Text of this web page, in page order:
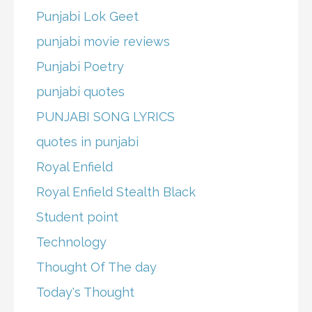
Punjabi Lok Geet
punjabi movie reviews
Punjabi Poetry
punjabi quotes
PUNJABI SONG LYRICS
quotes in punjabi
Royal Enfield
Royal Enfield Stealth Black
Student point
Technology
Thought Of The day
Today's Thought